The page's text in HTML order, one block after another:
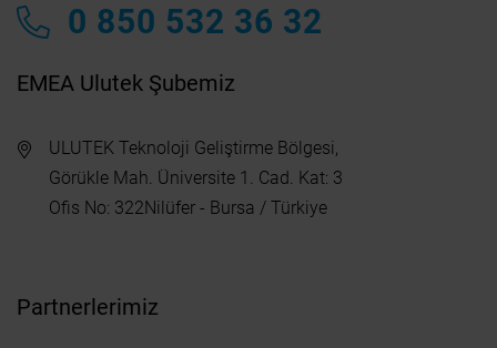
0 850 532 36 32
EMEA Ulutek Şubemiz
ULUTEK Teknoloji Geliştirme Bölgesi,
Görükle Mah. Üniversite 1. Cad. Kat: 3
Ofis No: 322Nilüfer - Bursa / Türkiye
Partnerlerimiz